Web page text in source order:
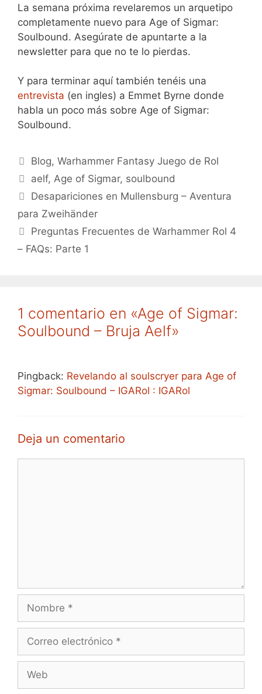
La semana próxima revelaremos un arquetipo
completamente nuevo para Age of Sigmar:
Soulbound. Asegúrate de apuntarte a la
newsletter para que no te lo pierdas.
Y para terminar aquí también tenéis una
entrevista (en ingles) a Emmet Byrne donde
habla un poco más sobre Age of Sigmar:
Soulbound.
Categorías
Blog,Warhammer Fantasy Juego de Rol
Etiquetas
aelf,Age of Sigmar, soulbound
Desapariciones en Mullensburg – Aventura
para Zweihänder
Preguntas Frecuentes de Warhammer Rol 4
– FAQs: Parte 1
1 comentario en «Age of Sigmar:
Soulbound – Bruja Aelf»
Pingback: Revelando al soulscryer para Age of
Sigmar: Soulbound – IGARol : IGARol
Deja un comentario
electrónico